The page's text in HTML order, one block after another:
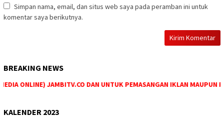
Simpan nama, email, dan situs web saya pada peramban ini untuk
komentar saya berikutnya.
BREAKING NEWS
ONLINE) JAMBITV.CO DAN UNTUK PEMASANGAN IKLAN MAUPUN
KALENDER 2023